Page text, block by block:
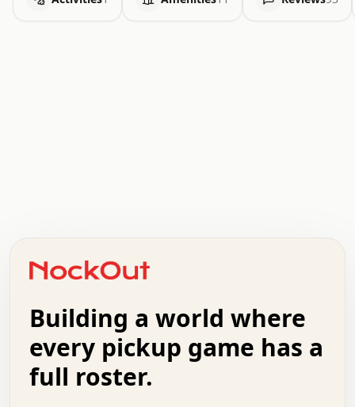
+   .   .   .   .   .   .   .   .   .   +   .   .
.   .   .   .   .   .   .   .   .   .   .   :   .
.   .   .   .   +   .   .   .   .   .   .   .   +
.   :   .   .   .   .   .   .   .   .   o   .   .
.   .   x   .   .   .   .   .   .   :   .   .   o
.   .   .   .   :   .   .   .   .   o   .   .   .
Building a world where
every pickup game has a
full roster.